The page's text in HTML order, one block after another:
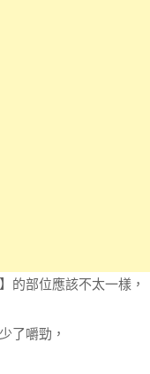
】的部位應該不太一樣，
了嚼勁，